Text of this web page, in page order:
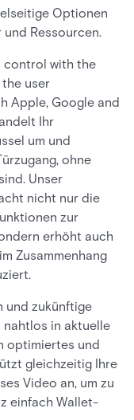
Optionen
Ressourcen.
control with the
user
Apple, Google and
Ihr
um und
ohne
Unser
nicht nur die
zur
erhöht auch
Zusammenhang
und zukünftige
in aktuelle
optimiertes und
gleichzeitig Ihre
Video an, um zu
einfach Wallet-